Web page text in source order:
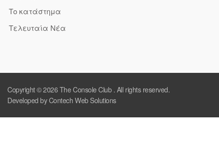
Το κατάστημα
Τελευταία Νέα
Copyright © 2026 The Console Club. All rights reserved.
Developed by Contech Web Solutions